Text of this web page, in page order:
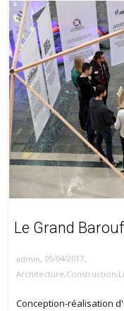
Le Grand
admin, 05/04/2017,
Architecture,Construction,
Conception-réalisation